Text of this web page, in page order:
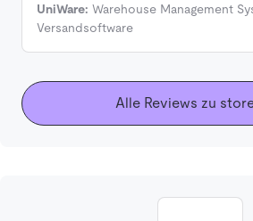
UniWare: Warehouse Management
Versandsoftware
Alle Reviews zu